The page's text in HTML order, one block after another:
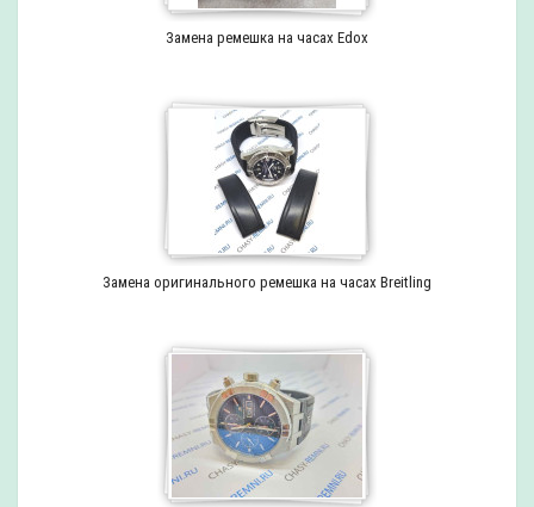
Замена ремешка на часах Edox
Замена оригинального ремешка на часах Breitling